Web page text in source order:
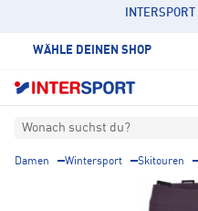
WÄHLE DEINEN SHOP
Wonach suchst du?
Damen Wintersport Skitouren